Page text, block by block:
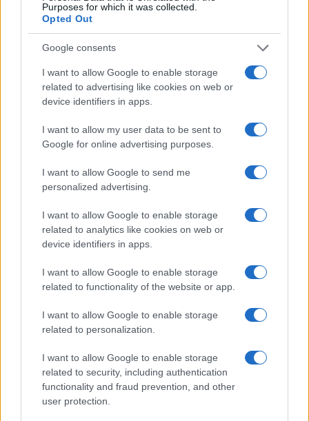
Purposes for which it was collected.
Opted Out
Google consents
I want to allow Google to enable storage
related to advertising like cookies on web or
device identifiers in apps.
I want to allow my user data to be sent to
Google for online advertising purposes.
I want to allow Google to send me
personalized advertising.
I want to allow Google to enable storage
related to analytics like cookies on web or
device identifiers in apps.
I want to allow Google to enable storage
related to functionality of the website or app.
I want to allow Google to enable storage
related to personalization.
I want to allow Google to enable storage
related to security, including authentication
functionality and fraud prevention, and other
user protection.
conflitto, che mal si concilia con la linea di
condiviso con Zelensky. Un passaggio
particolarmente significativo è quello in cui
Mattarella denuncia l’azione delle potenze
internazionale, la Federazione Russa, ha
sciaguratamente scelto di stravolgere le regole
ripristinando con la forza l’antistorica ricerca di
zone di influenza, di conquista territoriale, di
E ancora: «va respinta l’ipotesi che si possa
costruire un nuovo ordine internazionale fondato
sulla sopraffazione, sulla violenza, sulla guerra,
sulla conquista». Sul piano politico, il contrasto è
necessità di “concessioni dolorose”
, il Quirinale
riafferma l’immutabilità dei principi — integrità
territoriale in primis — che renderebbero